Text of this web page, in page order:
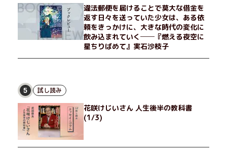
は？ 謎めいたラストが鮮烈な余韻を残すシリーズ第四作！
違法郵便を届けることで莫大な借金を
返す日々を送っていた少女は、ある依
頼をきっかけに、大きな時代の変化に
飲み込まれていく──『燃える夜空に
星ちりばめて』実石沙枝子
5 試し読み
花咲けじいさん 人生後半の教科書
(1/3)